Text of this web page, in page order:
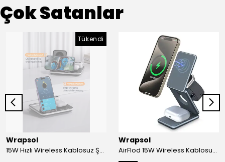
Çok Satanlar
Tükendi
Wrapsol
15W Hızlı Wireless Kablosuz Şarj Standı 4 in 1 Masaüstü İstasyon -iPhone-android-watch-airpods Uyumlu
Wrapsol
AirFlod 15W Wireless Kablosuz Şarj Standı Alüminyum Katlanabilir 3in1 iPhone-android-watch-airpods